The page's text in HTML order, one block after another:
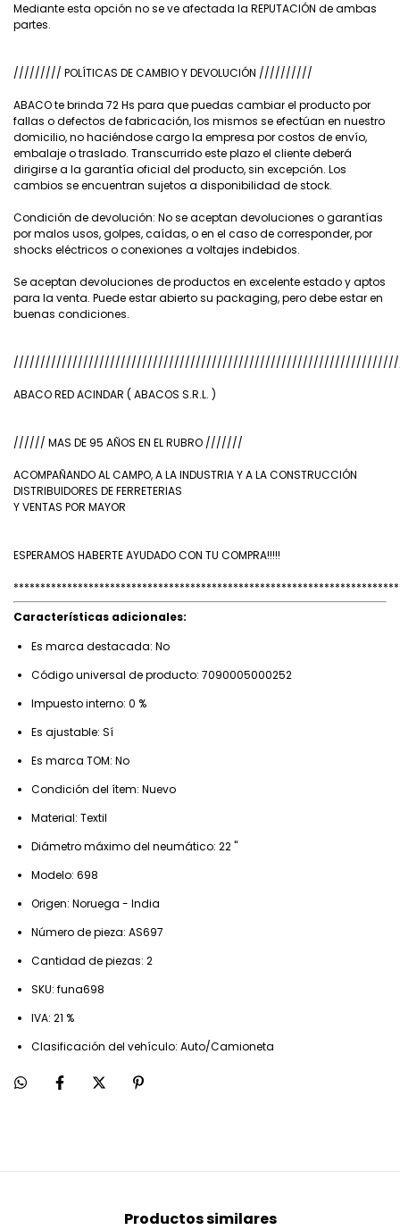
Mediante esta opción no se ve afectada la REPUTACIÓN de ambas
partes.
///////// POLÍTICAS DE CAMBIO Y DEVOLUCIÓN //////////
ABACO te brinda 72 Hs para que puedas cambiar el producto por
fallas o defectos de fabricación, los mismos se efectúan en nuestro
domicilio, no haciéndose cargo la empresa por costos de envío,
embalaje o traslado. Transcurrido este plazo el cliente deberá
dirigirse a la garantía oficial del producto, sin excepción. Los
cambios se encuentran sujetos a disponibilidad de stock.
Condición de devolución: No se aceptan devoluciones o garantías
por malos usos, golpes, caídas, o en el caso de corresponder, por
shocks eléctricos o conexiones a voltajes indebidos.
Se aceptan devoluciones de productos en excelente estado y aptos
para la venta. Puede estar abierto su packaging, pero debe estar en
buenas condiciones.
ABACO RED ACINDAR ( ABACOS S.R.L. )
////// MAS DE 95 AÑOS EN EL RUBRO ///////
ACOMPAÑANDO AL CAMPO, A LA INDUSTRIA Y A LA CONSTRUCCIÓN
DISTRIBUIDORES DE FERRETERIAS
Y VENTAS POR MAYOR
ESPERAMOS HABERTE AYUDADO CON TU COMPRA!!!!!
Características adicionales:
Es marca destacada: No
Código universal de producto: 7090005000252
Impuesto interno: 0 %
Es ajustable: Sí
Es marca TOM: No
Condición del ítem: Nuevo
Material: Textil
Diámetro máximo del neumático: 22 "
Modelo: 698
Origen: Noruega - India
Número de pieza: AS697
Cantidad de piezas: 2
SKU: funa698
IVA: 21 %
Clasificación del vehículo: Auto/Camioneta
Productos similares